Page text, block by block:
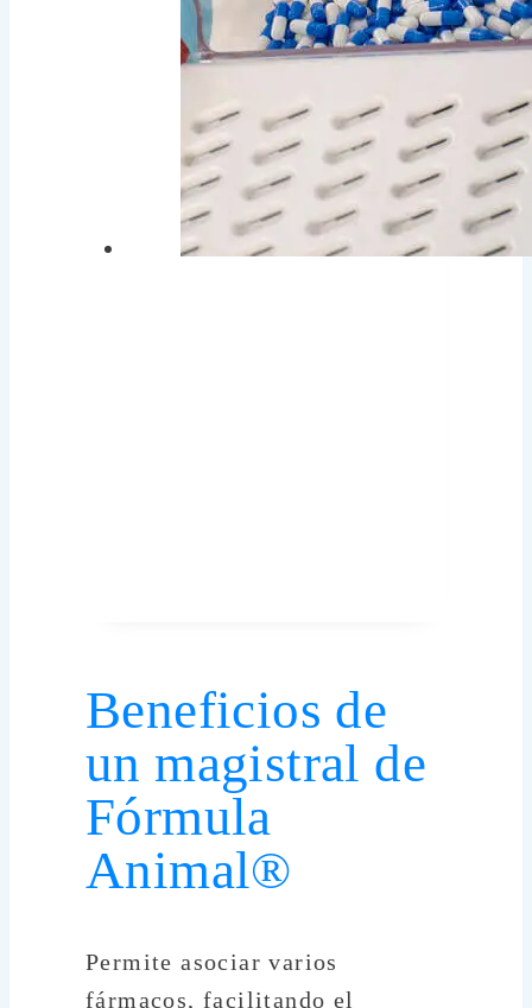
Beneficios de
un magistral de
Fórmula
Animal®
Permite asociar varios
fármacos, facilitando el